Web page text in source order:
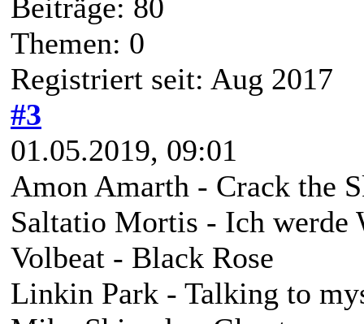
Beiträge: 80
Themen: 0
Registriert seit: Aug 2017
#3
01.05.2019, 09:01
Amon Amarth - Crack the
Saltatio Mortis - Ich
Volbeat - Black Rose
Linkin Park - Talking to